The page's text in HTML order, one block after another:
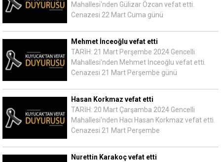
Mahallesi'nden Gülizar Özcan vefat etti.
Cenazesi 22 Mart Cuma günü
Mehmet İnceoğlu vefat etti
TARİH: 21 Mart Perşembe 2024 Gencelli
Mahallesi'nden Mehmet İnceoğlu vefat etti.
Cenazesi 21 Mart Perşembe günü
Hasan Korkmaz vefat etti
TARİH: 20 Mart Çarşamba 2024 Gencelli
Mahallesi'nden Hacı Hasan Korkmaz vefat etti.
Cenazesi 21 Mart Perşembe
Nurettin Karakoç vefat etti